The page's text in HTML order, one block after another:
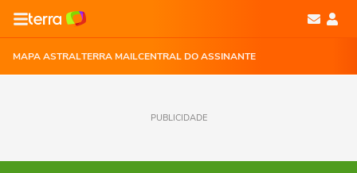
MAPA ASTRALTERRA MAILCENTRAL DO ASSINANTE
PUBLICIDADE